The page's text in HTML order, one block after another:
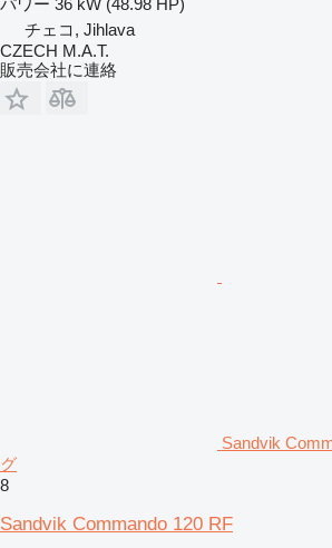
チェコ, Jihlava
CZECH M.A.T.
販売会社に連絡
Sandvik
グ
8
Sandvik Commando 120 RF